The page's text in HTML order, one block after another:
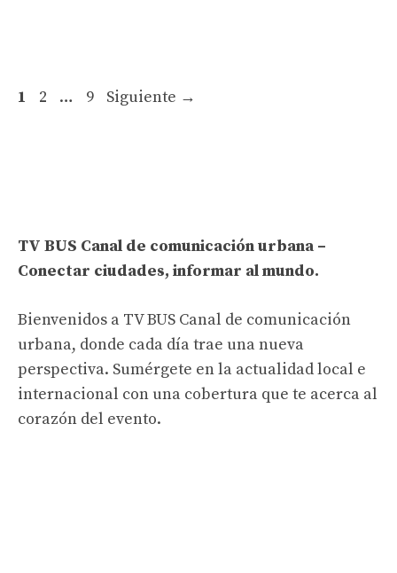
Página
1 Página
2 … Página
9 Siguiente →
TV BUS Canal de comunicación urbana –
Conectar ciudades, informar al mundo.
Bienvenidos a TV BUS Canal de comunicación
urbana, donde cada día trae una nueva
perspectiva. Sumérgete en la actualidad local e
internacional con una cobertura que te acerca al
corazón del evento.